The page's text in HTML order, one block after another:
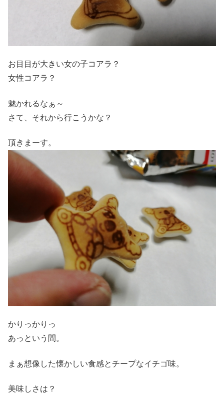
お目目が大きい女の子コアラ？
女性コアラ？
魅かれるなぁ～
さて、それから行こうかな？
頂きまーす。
かりっかりっ
あっという間。
まぁ想像した懐かしい食感とチープなイチゴ味。
美味しさは？